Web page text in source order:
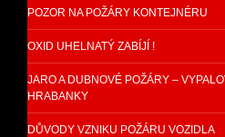
POZOR NA POŽÁRY KONTEJNÉRU
OXID UHELNATÝ ZABÍJÍ !
JARO A DUBNOVÉ POŽÁRY –
HRABANKY
DŮVODY VZNIKU POŽÁRU VOZIDLA